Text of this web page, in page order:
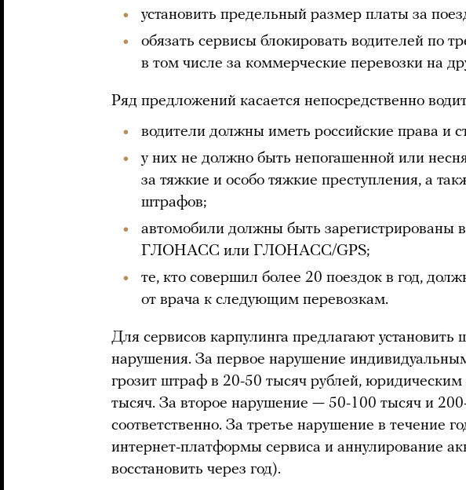
установить предельный размер платы за
обязать сервисы блокировать водителей по
в том числе за коммерческие перевозки на
Ряд предложений касается непосредственно
водители должны иметь российские права и
у них не должно быть непогашенной или
за тяжкие и особо тяжкие преступления, а
штрафов;
автомобили должны быть зарегистрированы
ГЛОНАСС или ГЛОНАСС/GPS;
те, кто совершил более 20 поездок в год,
от врача к следующим перевозкам.
Для сервисов карпулинга предлагают
нарушения. За первое нарушение
грозит штраф в 20-50 тысяч рублей,
тысяч. За второе нарушение — 50-100 тысяч и
соответственно. За третье нарушение в течение
интернет-платформы сервиса и аннулирование
восстановить через год).